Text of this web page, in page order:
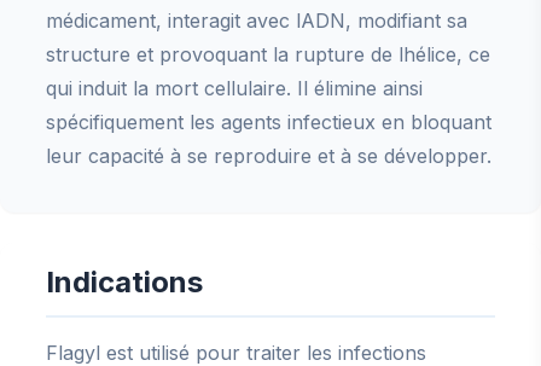
médicament, interagit avec lADN, modifiant sa
structure et provoquant la rupture de lhélice, ce
qui induit la mort cellulaire. Il élimine ainsi
spécifiquement les agents infectieux en bloquant
leur capacité à se reproduire et à se développer.
Indications
Flagyl est utilisé pour traiter les infections